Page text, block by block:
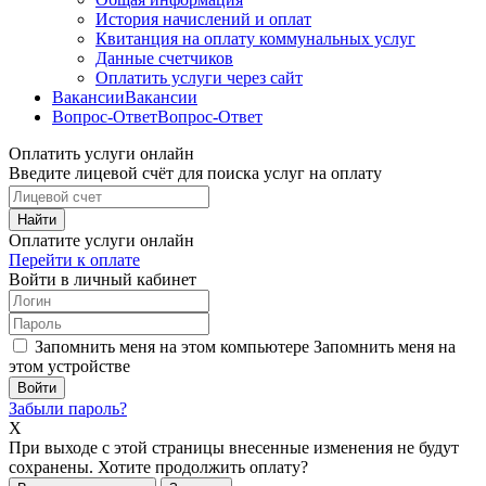
История начислений и оплат
Квитанция на оплату коммунальных услуг
Данные счетчиков
Оплатить услуги через сайт
ВакансииВакансии
Вопрос-ОтветВопрос-Ответ
Оплатить услуги онлайн
Введите лицевой счёт для поиска услуг на оплату
Найти
Оплатите услуги онлайн
Перейти к оплате
Войти в личный кабинет
Запомнить меня на этом компьютере Запомнить меня на
этом устройстве
Забыли пароль?
X
При выходе с этой страницы внесенные изменения не будут
сохранены. Хотите продолжить оплату?